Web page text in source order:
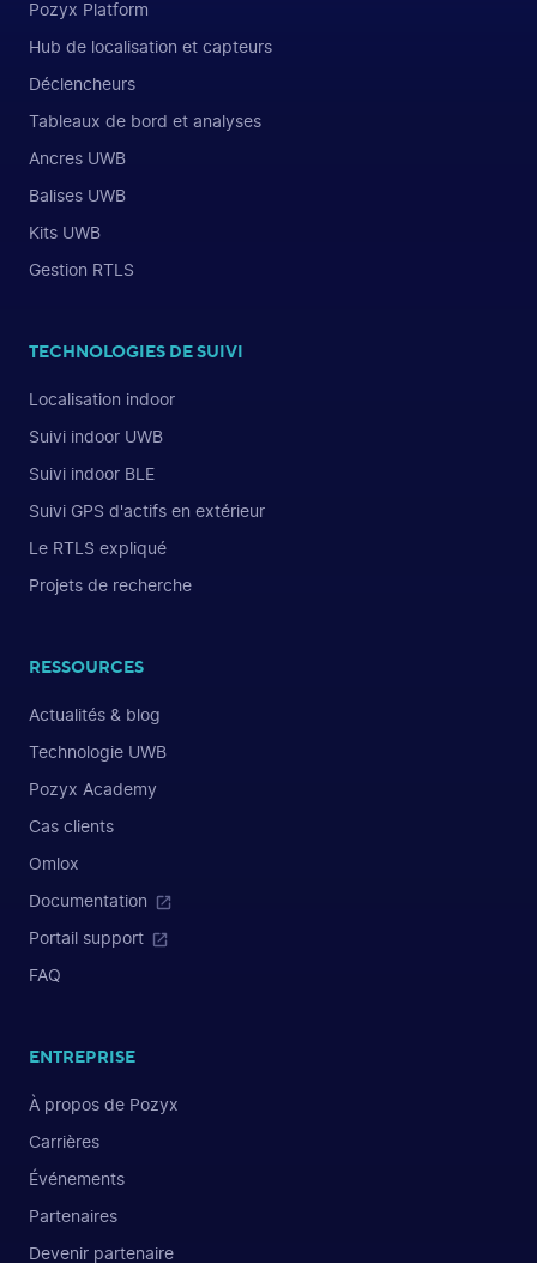
Pozyx Platform
Hub de localisation et capteurs
Déclencheurs
Tableaux de bord et analyses
Ancres UWB
Balises UWB
Kits UWB
Gestion RTLS
TECHNOLOGIES DE SUIVI
Localisation indoor
Suivi indoor UWB
Suivi indoor BLE
Suivi GPS d'actifs en extérieur
Le RTLS expliqué
Projets de recherche
RESSOURCES
Actualités & blog
Technologie UWB
Pozyx Academy
Cas clients
Omlox
Documentation
Portail support
FAQ
ENTREPRISE
À propos de Pozyx
Carrières
Événements
Partenaires
Devenir partenaire